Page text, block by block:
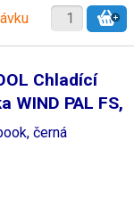
Chladící
WIND PAL FS,
černá